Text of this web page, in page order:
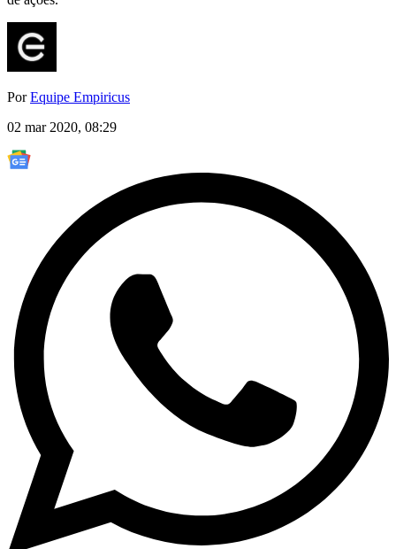
PorEquipe Empiricus
02 mar 2020, 08:29